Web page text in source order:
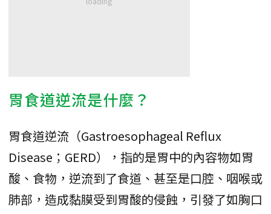
胃食道逆流是什麼？
胃食道逆流（Gastroesophageal Reflux
Disease；GERD），指的是胃中的內容物如胃
酸、食物，逆流到了食道、甚至是口腔、咽喉或
肺部，造成黏膜受到胃酸的侵蝕，引發了如胸口